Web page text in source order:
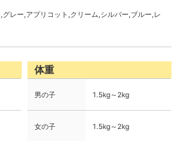
レー,アプリコット,クリーム,シルバー,ブルー,レ
体重
男の子 1.5kg～2kg
女の子 1.5kg～2kg